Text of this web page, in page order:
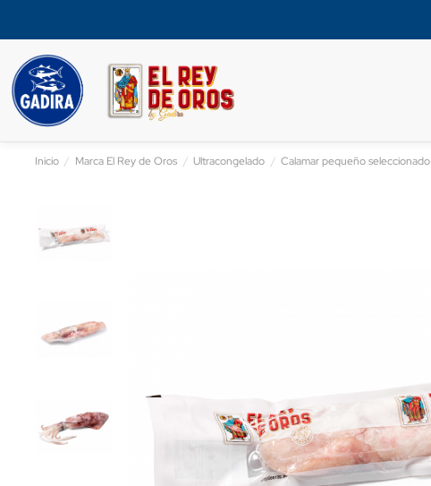
Inicio Marca El Rey de Oros Ultracongelado Calamar pequeño seleccionado